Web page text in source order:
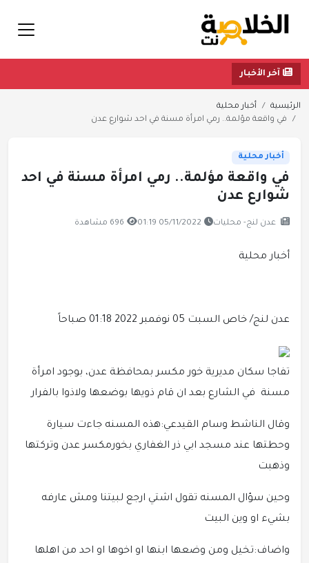
آخر الأخبار
الرئيسية
أخبار محلية
في واقعة مؤلمة.. رمي امرأة مسنة في احد شوارع عدن
أخبار محلية
في واقعة مؤلمة.. رمي امرأة مسنة في احد
شوارع عدن
عدن لنج- محليات 05/11/2022 01:19 696 مشاهدة
أخبار محلية
عدن لنج/ خاص السبت 05 نوفمبر 2022 01:18 صباحاً
تفاجا سكان مديرية خور مكسر بمحافظة عدن، بوجود امرأة
مسنة في الشارع بعد ان قام ذويها بوضعها ولاذوا بالفرار
وقال الناشط وسام القيدعي:هذه المسنه جاءت سيارة
وحطتها عند مسجد ابي ذر الغفاري بخورمكسر عدن وتركتها
وذهبت
وحين سؤال المسنه تقول اشتي ارجع لبيتنا ومش عارفه
بشيء او وين البيت
واضاف:تخيل ومن وضعها ابنها او اخوها او احد من اهلها